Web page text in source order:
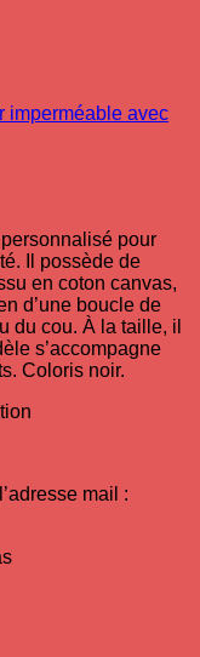
imperméable avec
pour
Il possède de
en coton canvas,
d’une boucle de
du cou. À la taille, il
s’accompagne
Coloris noir.
mail :